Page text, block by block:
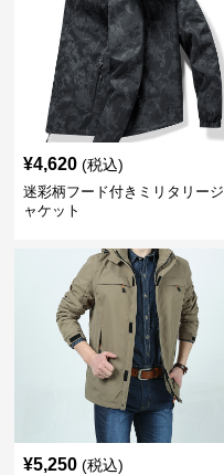
¥4,620 (税込)
迷彩柄フード付きミリタリージ
ャケット
¥5,250 (税込)